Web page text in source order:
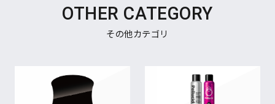
OTHER CATEGORY
その他カテゴリ